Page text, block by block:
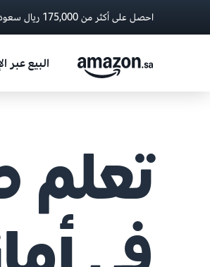
احصل على أكثر من 175,000 ريال سعودي كحوافز محتملة عند بدء البيع مع أمازون.
البيع عبر
تعلم